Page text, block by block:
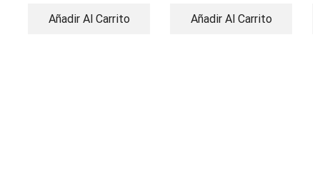
Añadir Al Carrito Añadir Al Carrito